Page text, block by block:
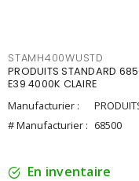
STAMH400WUSTD
PRODUITS STANDARD
E39 4000K CLAIRE
Manufacturier :
# Manufacturier : 68500
En inventaire